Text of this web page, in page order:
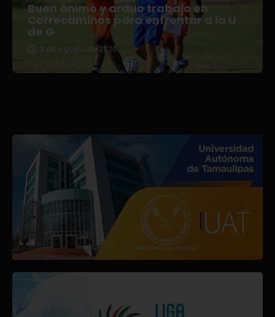
Buen ánimo y arduo trabajo en
Correcaminos para enfrentar a la U
de G
2 de agosto de 2026